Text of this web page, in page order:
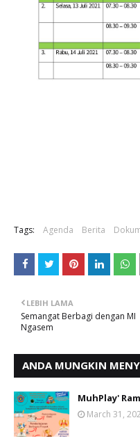
Tags: Agenda Berita
LEBIH LAMA
Semangat Berbagi dengan MI
Ngasem
ANDA MUNGKIN
MuhPlay'
March 31,